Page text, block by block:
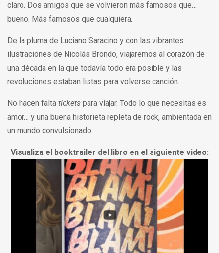
claro. Dos amigos que se volvieron más famosos que…
bueno. Más famosos que cualquiera.
De la pluma de Luciano Saracino y con las vibrantes
ilustraciones de Nicolás Brondo, viajaremos al corazón de
una década en la que todavía todo era posible y las
revoluciones estaban listas para volverse canción.
No hacen falta tickets para viajar. Todo lo que necesitas es
amor… y una buena historieta repleta de rock, ambientada en
un mundo convulsionado.
Visualiza el booktrailer del libro en el siguiente video: